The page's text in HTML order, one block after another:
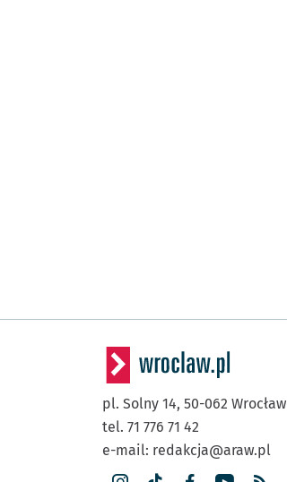
pl. Solny 14, 50-062 Wrocław
tel. 71 776 71 42
e-mail: redakcja@araw.pl